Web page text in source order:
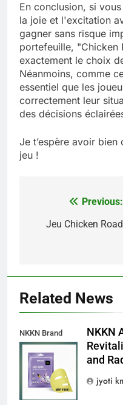
En conclusion, si
la joie et l'excitation
gagner sans risque
portefeuille, "Chicken
exactement le choix
Néanmoins, comme
essentiel que les
correctement leur
des décisions
Je t’espère avoir
jeu !
navigation
Previous:
Jeu Chicken Road
Related News
NKKN Brand
Anti-Aging Sheet
Mask
NKKN
and
jyoti